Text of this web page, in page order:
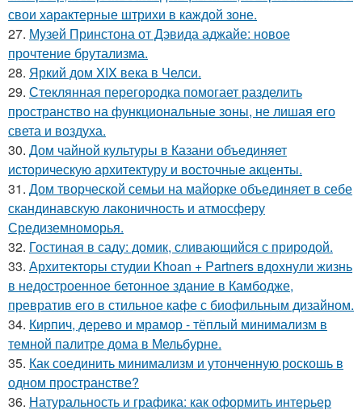
свои характерные штрихи в каждой зоне.
27. Музей Принстона от Дэвида аджайе: новое
прочтение брутализма.
28. Яркий дом XIX века в Челси.
29. Стеклянная перегородка помогает разделить
пространство на функциональные зоны, не лишая его
света и воздуха.
30. Дом чайной культуры в Казани объединяет
историческую архитектуру и восточные акценты.
31. Дом творческой семьи на майорке объединяет в себе
скандинавскую лаконичность и атмосферу
Средиземноморья.
32. Гостиная в саду: домик, сливающийся с природой.
33. Архитекторы студии Khoan + Partners вдохнули жизнь
в недостроенное бетонное здание в Камбодже,
превратив его в стильное кафе с биофильным дизайном.
34. Кирпич, дерево и мрамор - тёплый минимализм в
темной палитре дома в Мельбурне.
35. Как соединить минимализм и утонченную роскошь в
одном пространстве?
36. Натуральность и графика: как оформить интерьер